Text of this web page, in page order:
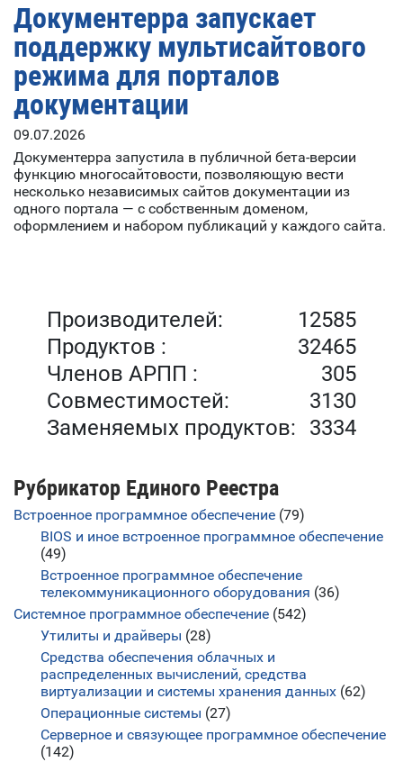
Документерра запускает
поддержку мультисайтового
режима для порталов
документации
09.07.2026
Документерра запустила в публичной бета-версии
функцию многосайтовости, позволяющую вести
несколько независимых сайтов документации из
одного портала — с собственным доменом,
оформлением и набором публикаций у каждого сайта.
Производителей:
12585
Продуктов :
32465
Членов АРПП :
305
Совместимостей:
3130
Заменяемых продуктов:
3334
Рубрикатор Единого Реестра
Встроенное программное обеспечение (79)
BIOS и иное встроенное программное обеспечение
(49)
Встроенное программное обеспечение
телекоммуникационного оборудования (36)
Системное программное обеспечение (542)
Утилиты и драйверы (28)
Средства обеспечения облачных и
распределенных вычислений, средства
виртуализации и системы хранения данных (62)
Операционные системы (27)
Серверное и связующее программное обеспечение
(142)